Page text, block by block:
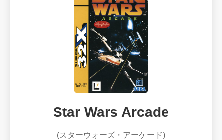
Star Wars Arcade
(スターウォーズ・アーケード)